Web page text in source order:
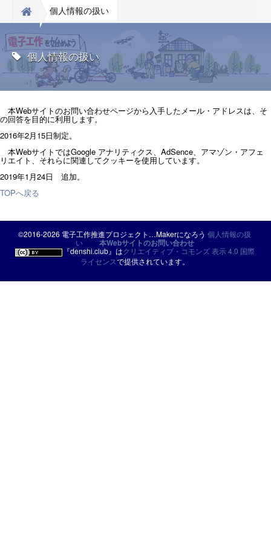
個人情報の扱い
個人情報の扱い
本Webサイトのお問い合わせページから入手したメール・アドレスは、そ
の回答を目的に利用します。
2016年2月15日制定。
本WebサイトではGoogle アナリティクス、AdSence、アマゾン・アフェ
リエイト、それらに関連してクッキーを使用しています。
2019年1月24日 追加。
TOPへ戻る
©2016-2026 電子工作推進プロジェクト…Makerになろう 個人情報の扱
い
本Webサイトのお問い合わせ
『denshi.club』はクリエイティブ・コモンズ 表示 4.0 国際
ライセンスで提供されています。